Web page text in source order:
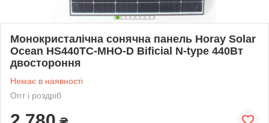
Монокристалічна сонячна панель Horay Solar
Ocean HS440TC-MHO-D Bificial N-type 440Вт
двостороння
Немає в наявності
Опт і роздріб